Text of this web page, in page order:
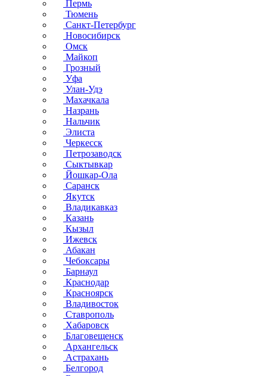
Пермь
Тюмень
Санкт-Петербург
Новосибирск
Омск
Майкоп
Грозный
Уфа
Улан-Удэ
Махачкала
Назрань
Нальчик
Элиста
Черкесск
Петрозаводск
Сыктывкар
Йошкар-Ола
Саранск
Якутск
Владикавказ
Казань
Кызыл
Ижевск
Абакан
Чебоксары
Барнаул
Краснодар
Красноярск
Владивосток
Ставрополь
Хабаровск
Благовещенск
Архангельск
Астрахань
Белгород